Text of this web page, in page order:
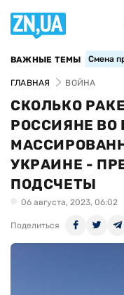
ВАЖНЫЕ ТЕМЫ Смена
ГЛАВНАЯ ВОЙНА
СКОЛЬКО
РОССИЯНЕ ВО
УКРАИНЕ -
ПОДСЧЕТЫ
06 августа, 2023, 06:02
Поделиться